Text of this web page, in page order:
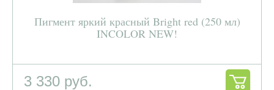
Пигмент яркий красный Bright red (250 мл)
INCOLOR NEW!
3 330 руб.